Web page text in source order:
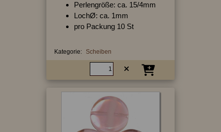
Perlengröße: ca. 15/4mm
LochØ: ca. 1mm
pro Packung 10 St
Kategorie: Scheiben